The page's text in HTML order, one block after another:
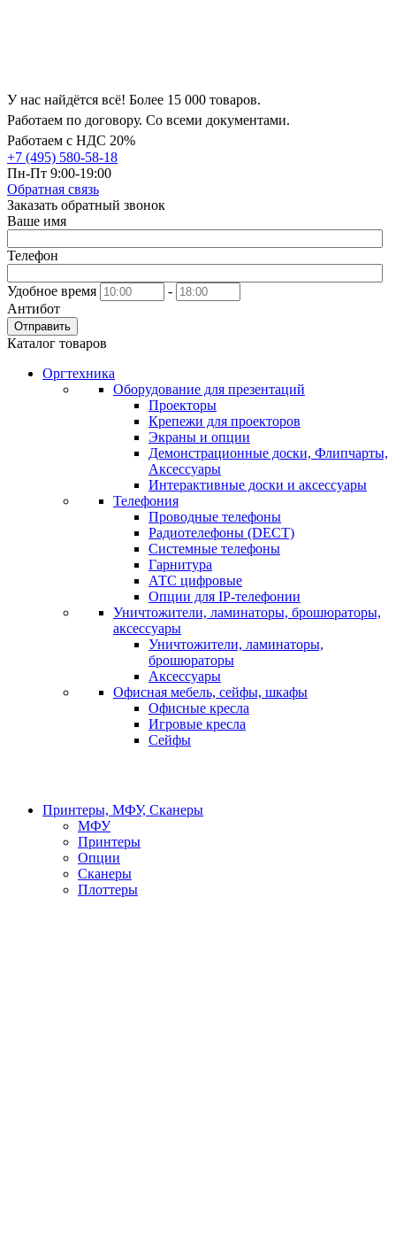
У нас найдётся всё! Более 15 000 товаров.
Работаем по договору. Со всеми документами.
Работаем с НДС 20%
+7 (495) 580-58-18
Пн-Пт 9:00-19:00
Обратная связь
Заказать обратный звонок
Ваше имя
Телефон
Удобное время
-
Антибот
Отправить
Каталог товаров
Оргтехника
Оборудование для презентаций
Проекторы
Крепежи для проекторов
Экраны и опции
Демонстрационные доски, Флипчарты,
Аксессуары
Интерактивные доски и аксессуары
Телефония
Проводные телефоны
Радиотелефоны (DECT)
Системные телефоны
Гарнитура
АТС цифровые
Опции для IP-телефонии
Уничтожители, ламинаторы, брошюраторы,
аксессуары
Уничтожители, ламинаторы,
брошюраторы
Аксессуары
Офисная мебель, сейфы, шкафы
Офисные кресла
Игровые кресла
Сейфы
Принтеры, МФУ, Сканеры
МФУ
Принтеры
Опции
Сканеры
Плоттеры